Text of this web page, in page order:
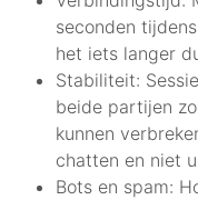
seconden
het iets langer
Stabiliteit:
beide partijen
kunnen
chatten en niet
Bots en spam: